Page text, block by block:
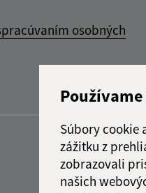
Súbory cookie
zážitku z
zobrazovali
našich
osobných